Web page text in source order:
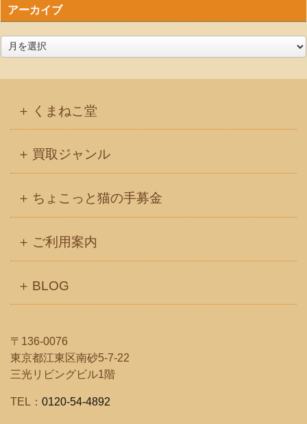
アーカイブ
くまねこ堂
買取ジャンル
ちょこっと猫の手募金
ご利用案内
BLOG
〒136-0076
東京都江東区南砂5-7-22
三光リビングビル1階
TEL： 0120-54-4892